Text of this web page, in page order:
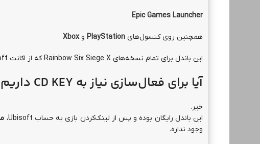
Epic Games Launcher
همچنین روی کنسول‌های PlayStation وXbox
این باندل برای تمام نسخه‌های Rainbow Six Siege X که از اکانت Ubisoft پشتیبانی می‌کنن قابل استفاده‌ست.
آیا برای فعال‌سازی نیاز به CD KEY داریم؟
خیر.
این باندل رایگان بوده و پس از لینک‌کردن بازی به حساب Ubisoft،
وجود نداره.